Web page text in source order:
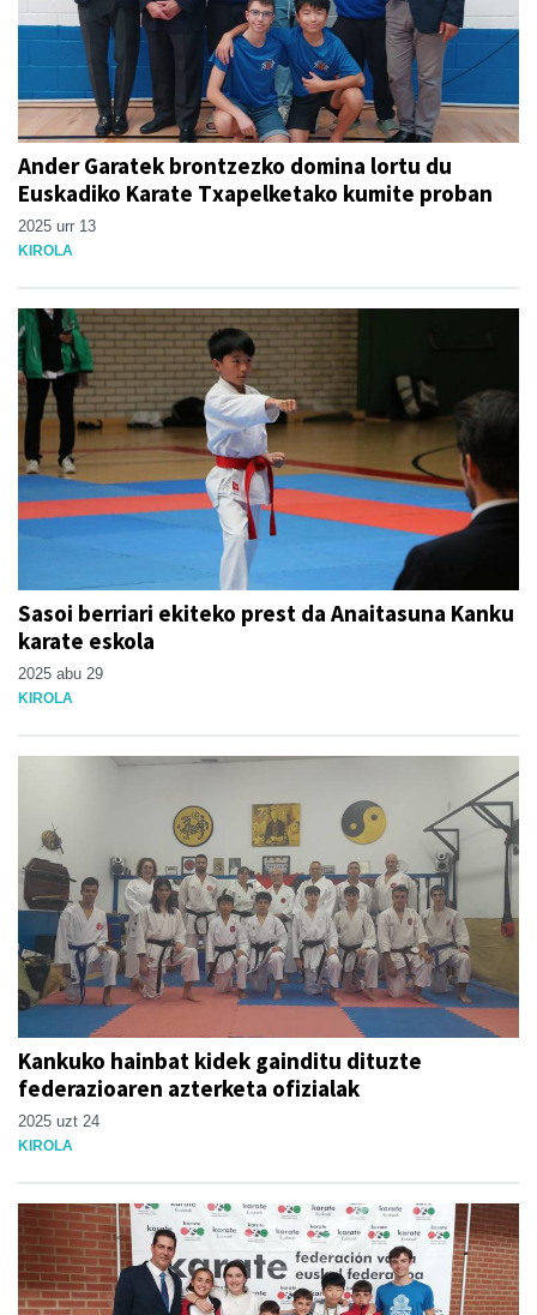
Ander Garatek brontzezko domina lortu du
Euskadiko Karate Txapelketako kumite proban
2025 urr 13
KIROLA
Sasoi berriari ekiteko prest da Anaitasuna Kanku
karate eskola
2025 abu 29
KIROLA
Kankuko hainbat kidek gainditu dituzte
federazioaren azterketa ofizialak
2025 uzt 24
KIROLA